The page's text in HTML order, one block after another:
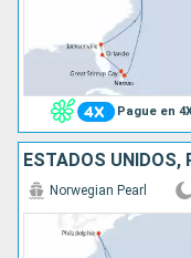
Pague en
Norwegian Pearl